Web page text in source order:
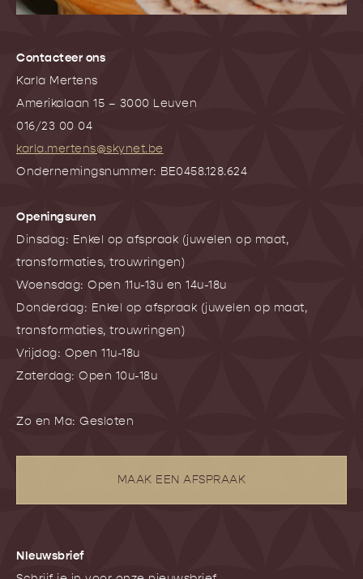
Contacteer ons
Karla Mertens
Amerikalaan 15 – 3000 Leuven
016/23 00 04
karla.mertens@skynet.be
Ondernemingsnummer: BE0458.128.624
Openingsuren
Dinsdag: Enkel op afspraak (juwelen op maat,
transformaties, trouwringen)
Woensdag: Open 11u-13u en 14u-18u
Donderdag: Enkel op afspraak (juwelen op maat,
transformaties, trouwringen)
Vrijdag: Open 11u-18u
Zaterdag: Open 10u-18u
Zo en Ma: Gesloten
MAAK EEN AFSPRAAK
NIeuwsbrief